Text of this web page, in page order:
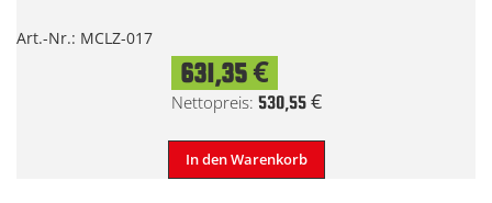
Art.-Nr.: MCLZ-017
631,35 €
530,55 €
In den Warenkorb